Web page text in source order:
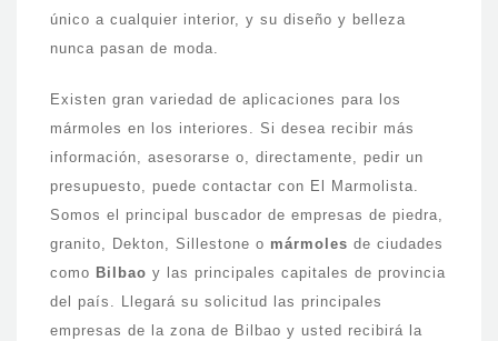
único a cualquier interior, y su diseño y belleza
nunca pasan de moda.
Existen gran variedad de aplicaciones para los
mármoles en los interiores. Si desea recibir más
información, asesorarse o, directamente, pedir un
presupuesto, puede contactar con El Marmolista.
Somos el principal buscador de empresas de piedra,
granito, Dekton, Sillestone o mármoles de ciudades
como Bilbao y las principales capitales de provincia
del país. Llegará su solicitud las principales
empresas de la zona de Bilbao y usted recibirá la